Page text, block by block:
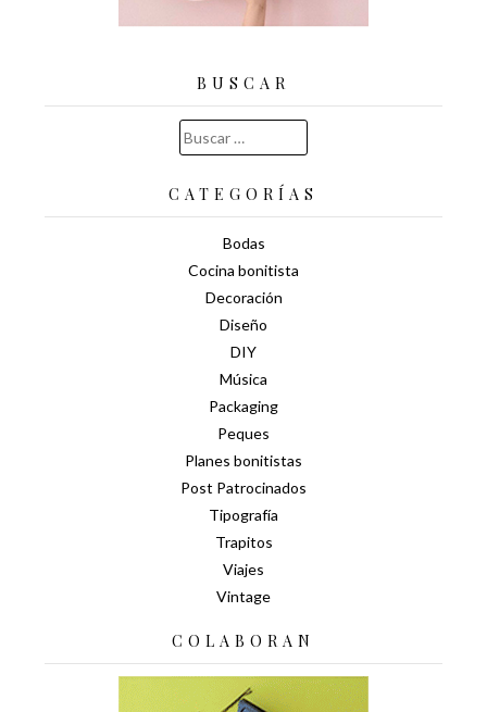
BUSCAR
Buscar:
CATEGORÍAS
Bodas
Cocina bonitista
Decoración
Diseño
DIY
Música
Packaging
Peques
Planes bonitistas
Post Patrocinados
Tipografía
Trapitos
Viajes
Vintage
COLABORAN